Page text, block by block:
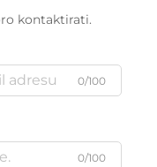
kontaktirati.
0/100
0/100